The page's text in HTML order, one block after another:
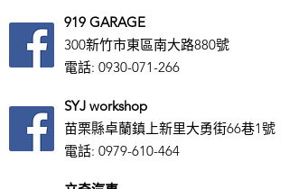
919 GARAGE
300新竹市東區南大路880號
電話: 0930-071-266
SYJ workshop
苗栗縣卓蘭鎮上新里大勇街66巷1號
電話: 0979-610-464